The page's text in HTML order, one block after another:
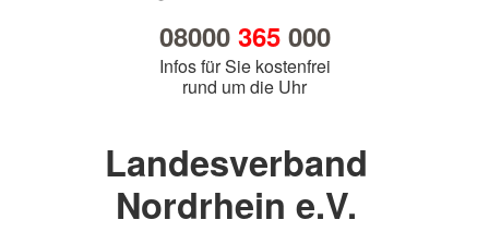
08000 365000
Infos für Sie kostenfrei
rund um die Uhr
Landesverband
Nordrhein e.V.